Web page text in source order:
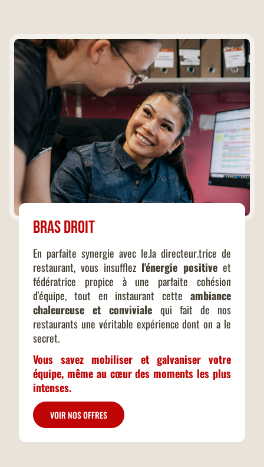
Bras droit
En parfaite synergie avec le.la directeur.trice de
restaurant, vous insufflez l'énergie positive et
fédératrice propice à une parfaite cohésion
d'équipe, tout en instaurant cette ambiance
chaleureuse et conviviale qui fait de nos
restaurants une véritable expérience dont on a le
secret.
Vous savez mobiliser et galvaniser votre
équipe, même au cœur des moments les plus
intenses.
VOIR NOS OFFRES